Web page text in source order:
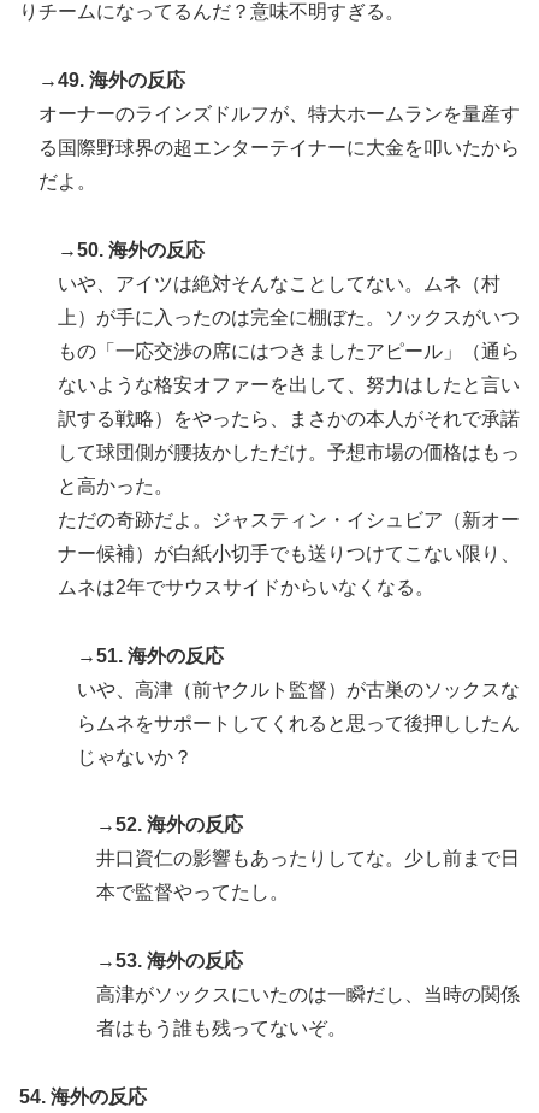
りチームになってるんだ？意味不明すぎる。
→49. 海外の反応
オーナーのラインズドルフが、特大ホームランを量産す
る国際野球界の超エンターテイナーに大金を叩いたから
だよ。
→50. 海外の反応
いや、アイツは絶対そんなことしてない。ムネ（村
上）が手に入ったのは完全に棚ぼた。ソックスがいつ
もの「一応交渉の席にはつきましたアピール」（通ら
ないような格安オファーを出して、努力はしたと言い
訳する戦略）をやったら、まさかの本人がそれで承諾
して球団側が腰抜かしただけ。予想市場の価格はもっ
と高かった。
ただの奇跡だよ。ジャスティン・イシュビア（新オー
ナー候補）が白紙小切手でも送りつけてこない限り、
ムネは2年でサウスサイドからいなくなる。
→51. 海外の反応
いや、高津（前ヤクルト監督）が古巣のソックスな
らムネをサポートしてくれると思って後押ししたん
じゃないか？
→52. 海外の反応
井口資仁の影響もあったりしてな。少し前まで日
本で監督やってたし。
→53. 海外の反応
高津がソックスにいたのは一瞬だし、当時の関係
者はもう誰も残ってないぞ。
54. 海外の反応